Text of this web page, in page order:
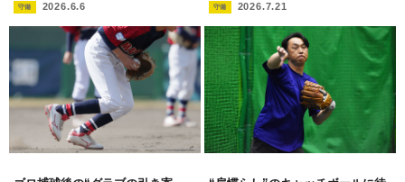
守備 2026.6.6 守備 2026.7.21